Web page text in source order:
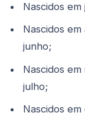
Nascidos
Nascidos
junho;
Nascidos
julho;
Nascidos